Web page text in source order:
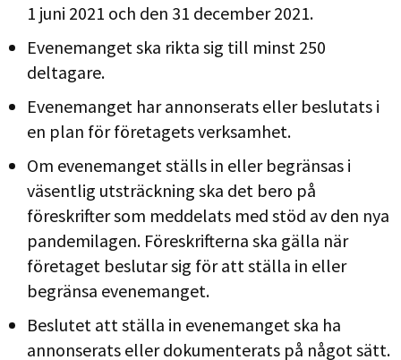
1 juni 2021 och den 31 december 2021.
Evenemanget ska rikta sig till minst 250
deltagare.
Evenemanget har annonserats eller beslutats i
en plan för företagets verksamhet.
Om evenemanget ställs in eller begränsas i
väsentlig utsträckning ska det bero på
föreskrifter som meddelats med stöd av den nya
pandemilagen. Föreskrifterna ska gälla när
företaget beslutar sig för att ställa in eller
begränsa evenemanget.
Beslutet att ställa in evenemanget ska ha
annonserats eller dokumenterats på något sätt.